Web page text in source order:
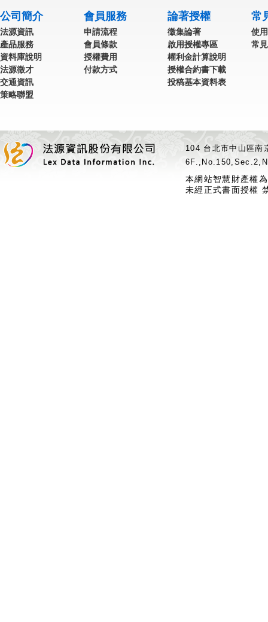
公司簡介
法源資訊
產品服務
資料庫說明
法源徵才
交通資訊
策略聯盟
會員服務
申請流程
會員條款
授權費用
付款方式
論著授權
徵集論著
啟用授權專區
權利金計算說明
授權合約書下載
投稿基本資料表
常
使
常
104 台北市中山區
本網站智慧財產權
未經正式書面授權